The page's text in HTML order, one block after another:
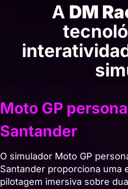
A DM
Moto GP
Santander
O simulador Moto GP
Santander proporciona uma
pilotagem imersiva sobre